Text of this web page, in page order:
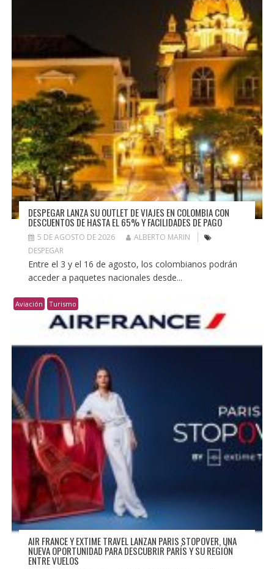
DESPEGAR LANZA SU OUTLET DE VIAJES EN COLOMBIA CON
DESCUENTOS DE HASTA EL 65% Y FACILIDADES DE PAGO
5 DE AGOSTO DE 2026
ALBERTO MARIN
DESPEGAR
Entre el 3 y el 16 de agosto, los colombianos podrán
acceder a paquetes nacionales desde...
Aviación Turismo
AIR FRANCE Y EXTIME TRAVEL LANZAN PARIS STOPOVER, UNA
NUEVA OPORTUNIDAD PARA DESCUBRIR PARÍS Y SU REGIÓN
ENTRE VUELOS